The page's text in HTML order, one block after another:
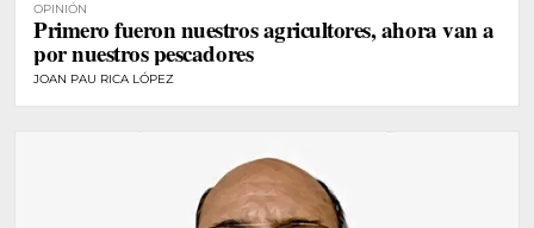
OPINIÓN
Primero fueron nuestros agricultores, ahora van a
por nuestros pescadores
JOAN PAU RICA LÓPEZ